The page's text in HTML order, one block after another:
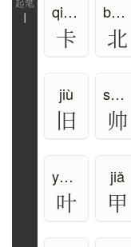
qiǎ、kǎ
卡
běi、bèi
北
jiù
旧
shuài
帅
yè、xié
叶
jiǎ
甲